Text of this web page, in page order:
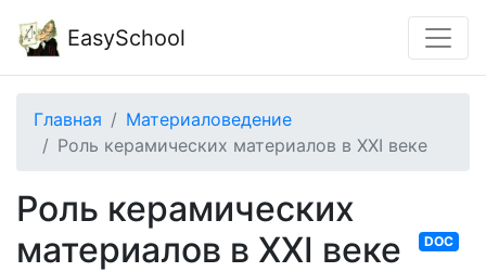
EasySchool
Главная
Материаловедение
Роль керамических материалов в XXI веке
Роль керамических
материалов в XXI веке
DOC